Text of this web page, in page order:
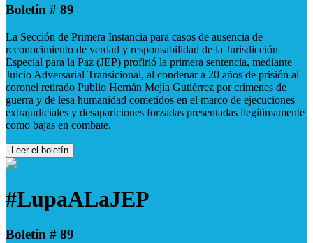
Boletín # 89
La Sección de Primera Instancia para casos de ausencia de
reconocimiento de verdad y responsabilidad de la Jurisdicción
Especial para la Paz (JEP) profirió la primera sentencia, mediante
Juicio Adversarial Transicional, al condenar a 20 años de prisión al
coronel retirado Publio Hernán Mejía Gutiérrez por crímenes de
guerra y de lesa humanidad cometidos en el marco de ejecuciones
extrajudiciales y desapariciones forzadas presentadas ilegítimamente
como bajas en combate.
Leer el boletín
#LupaALaJEP
Boletín # 89